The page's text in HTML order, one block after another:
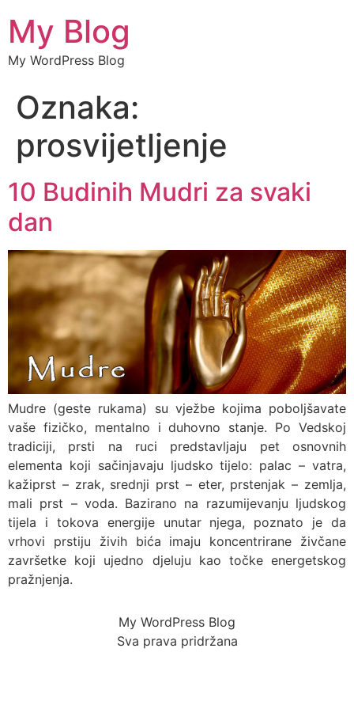
My Blog
My WordPress Blog
Oznaka:
prosvijetljenje
10 Budinih Mudri za svaki
dan
Mudre (geste rukama) su vježbe kojima poboljšavate
vaše fizičko, mentalno i duhovno stanje. Po Vedskoj
tradiciji, prsti na ruci predstavljaju pet osnovnih
elementa koji sačinjavaju ljudsko tijelo: palac – vatra,
kažiprst – zrak, srednji prst – eter, prstenjak – zemlja,
mali prst – voda. Bazirano na razumijevanju ljudskog
tijela i tokova energije unutar njega, poznato je da
vrhovi prstiju živih bića imaju koncentrirane živčane
završetke koji ujedno djeluju kao točke energetskog
pražnjenja.
My WordPress Blog
Sva prava pridržana